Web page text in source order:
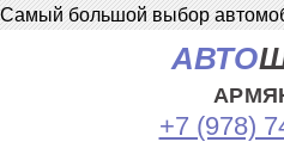
Самый большой выбор
АВТО
+7 (978)